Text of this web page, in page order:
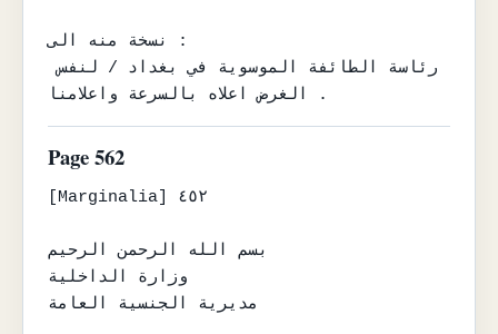
نسخة منه الى :
رئاسة الطائفة الموسوية في بغداد / لنفس
الغرض اعلاه بالسرعة واعلامنا .
Page 562
[Marginalia] ٤٥٢
بسم الله الرحمن الرحيم
وزارة الداخلية
مديرية الجنسية العامة